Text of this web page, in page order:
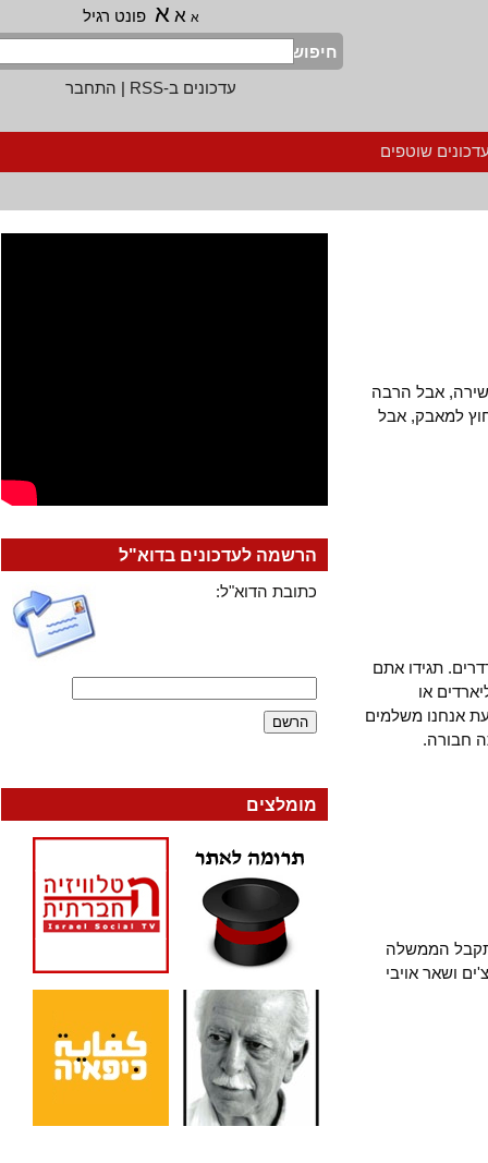
א א פונט רגיל
חיפוש
עדכונים ב-RSS
|התחבר
שוטפים
אבל הרבה
למאבק, אבל
תגידו אתם
או
משלמים
הממשלה
אויבי
הרשמה לעדכונים בדוא"ל
כתובת הדוא"ל:
מומלצים